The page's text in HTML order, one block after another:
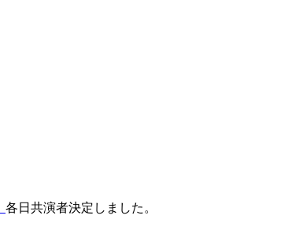
各日共演者決定しました。